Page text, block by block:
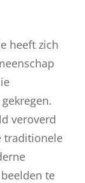
heeft zich
veroverd
traditionele
te